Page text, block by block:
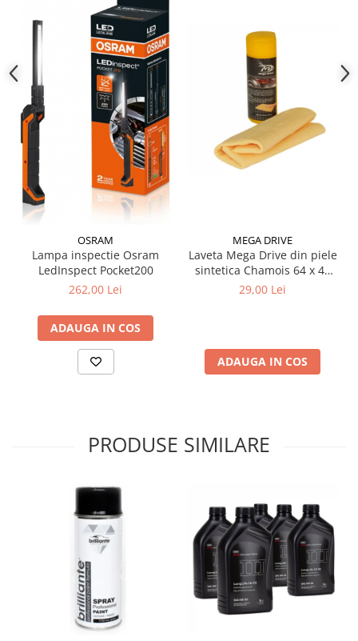
Testere si diagnoza auto
Odorizante Auto
Parfum Original
Parfum Auto
Odorizante grila
OSRAM
Lampa inspectie Osram
LedInspect Pocket200
262,00 Lei
ADAUGA IN COS
MEGA DRIVE
Laveta Mega Drive din piele
sintetica Chamois 64 x 43
cm
29,00 Lei
ADAUGA IN COS
PRODUSE SIMILARE